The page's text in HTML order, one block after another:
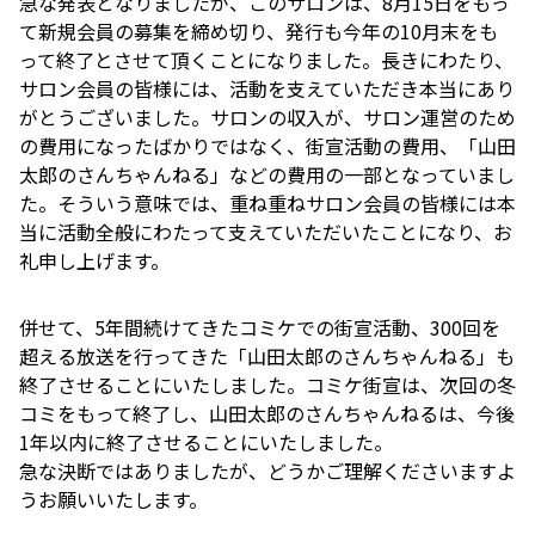
て新規会員の募集を締め切り、発行も今年の10月末をも
って終了とさせて頂くことになりました。長きにわたり、
サロン会員の皆様には、活動を支えていただき本当にあり
がとうございました。サロンの収入が、サロン運営のため
の費用になったばかりではなく、街宣活動の費用、「山田
太郎のさんちゃんねる」などの費用の一部となっていまし
た。そういう意味では、重ね重ねサロン会員の皆様には本
当に活動全般にわたって支えていただいたことになり、お
礼申し上げます。
併せて、5年間続けてきたコミケでの街宣活動、300回を
超える放送を行ってきた「山田太郎のさんちゃんねる」も
終了させることにいたしました。コミケ街宣は、次回の冬
コミをもって終了し、山田太郎のさんちゃんねるは、今後
1年以内に終了させることにいたしました。
急な決断ではありましたが、どうかご理解くださいますよ
うお願いいたします。